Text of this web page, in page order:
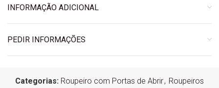
INFORMAÇÃO ADICIONAL
PEDIR INFORMAÇÕES
Categorias: Roupeiro com Portas de Abrir, Roupeiros